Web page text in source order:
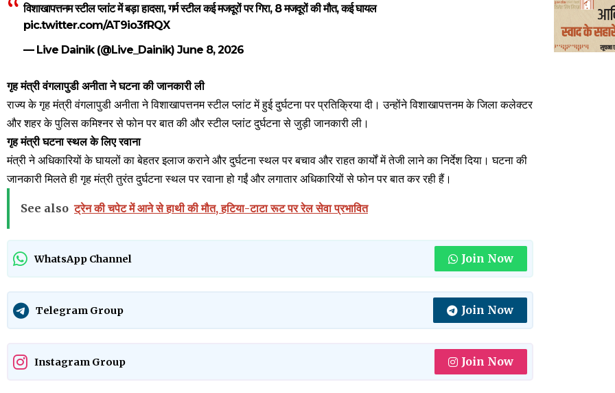
विशाखापत्तनम स्टील प्लांट में बड़ा हादसा, गर्म स्टील कई मजदूरों पर गिरा, 8 मजदूरों की मौत, कई घायल
pic.twitter.com/AT9io3fRQX
— Live Dainik (@Live_Dainik) June 8, 2026
गृह मंत्री वंगलापुडी अनीता ने घटना की जानकारी ली
राज्य के गृह मंत्री वंगलापुडी अनीता ने विशाखापत्तनम स्टील प्लांट में हुई दुर्घटना पर प्रतिक्रिया दी। उन्होंने विशाखापत्तनम के जिला कलेक्टर
और शहर के पुलिस कमिश्नर से फोन पर बात की और स्टील प्लांट दुर्घटना से जुड़ी जानकारी ली।
गृह मंत्री घटना स्थल के लिए रवाना
मंत्री ने अधिकारियों के घायलों का बेहतर इलाज कराने और दुर्घटना स्थल पर बचाव और राहत कार्यों में तेजी लाने का निर्देश दिया। घटना की
जानकारी मिलते ही गृह मंत्री तुरंत दुर्घटना स्थल पर रवाना हो गईं और लगातार अधिकारियों से फोन पर बात कर रही हैं।
See also ट्रेन की चपेट में आने से हाथी की मौत, हटिया-टाटा रूट पर रेल सेवा प्रभावित
WhatsApp Channel Join Now
Telegram Group Join Now
Instagram Group Join Now